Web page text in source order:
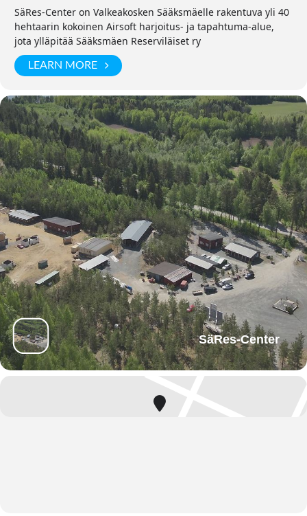
SäRes-Center on Valkeakosken Sääksmäelle rakentuva yli 40
hehtaarin kokoinen Airsoft harjoitus- ja tapahtuma-alue,
jota ylläpitää Sääksmäen Reserviläiset ry
LEARN MORE
SäRes-Center